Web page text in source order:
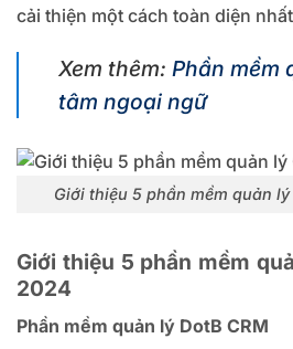
cải thiện một cách toàn diện
Xem thêm: Phần mềm
tâm ngoại ngữ
Giới thiệu 5 phần mềm quản
Giới thiệu 5 phần mềm
2024
Phần mềm quản lý DotB CRM